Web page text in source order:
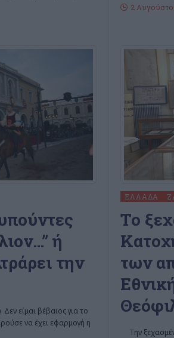
2
ή
την
είμαι βέβαιος για το
να έχει εφαρμογή η
ΕΛΛΆΔΑ
Το
των
Την